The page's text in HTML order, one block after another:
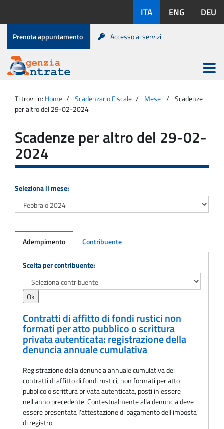
contenuto
disponibili:
ITA ENG DEU
Menu
di
servizio
Prenota appuntamento Accesso ai servizi
Agenzia
Entrate
Apri
menu
principale
Ti trovi in: Home Scadenzario Fiscale Mese
Scadenze
per altro del 29-02-2024
Scadenze per altro del 29-02-
2024
Seleziona il mese:
Adempimento Contribuente
Adempimento
Scelta per contribuente:
Contratti di affitto di fondi rustici non
formati per atto pubblico o scrittura
privata autenticata: registrazione della
denuncia annuale cumulativa
Registrazione della denuncia annuale cumulativa dei
contratti di affitto di fondi rustici, non formati per atto
pubblico o scrittura privata autenticata, posti in essere
nell'anno precedente. Contestualmente alla denuncia deve
essere presentata l'attestazione di pagamento dell'imposta
di registro